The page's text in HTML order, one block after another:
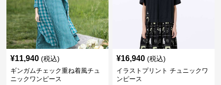
¥11,940 (税込)
ギンガムチェック重ね着風チュ
ニックワンピース
¥16,940 (税込)
イラストプリント チュニックワ
ンピース